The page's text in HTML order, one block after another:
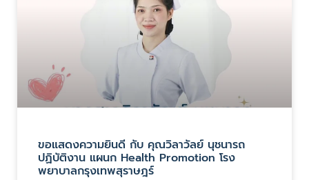
ขอแสดงความยินดี กับ คุณวิลาวัลย์ นุชนารถ
ปฏิบัติงาน แผนก Health Promotion โรง
พยาบาลกรุงเทพสุราษฎร์